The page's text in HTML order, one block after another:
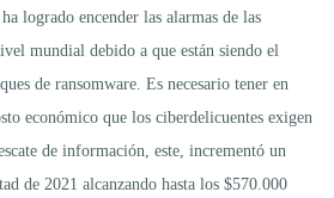
logrado encender las alarmas de las
mundial debido a que están siendo el
de ransomware. Es necesario tener en
económico que los ciberdelicuentes exigen
de información, este, incrementó un
de 2021 alcanzando hasta los $570.000